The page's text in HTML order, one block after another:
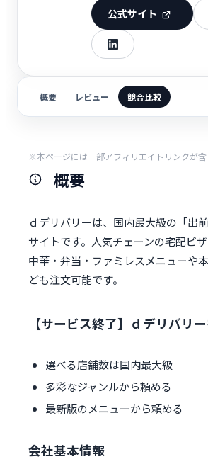
公式サイト
概要 レビュー 競合比較
※本ページには一部アフィリエイトリンクが含
概要
ｄデリバリーは、国内最大級の「出
サイトです。人気チェーンの宅配ピ
中華・弁当・ファミレスメニューや
ども注文可能です。
【サービス終了】ｄデリバリ
選べる店舗数は国内最大級
多彩なジャンルから頼める
最新版のメニューから頼める
会社基本情報